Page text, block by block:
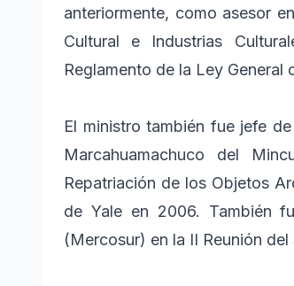
anteriormente, como asesor
Cultural e Industrias
Reglamento de la Ley
El ministro también fue jefe
Marcahuamachuco del
Repatriación de los Objetos
de Yale en 2006. También
(Mercosur) en la II Reunión